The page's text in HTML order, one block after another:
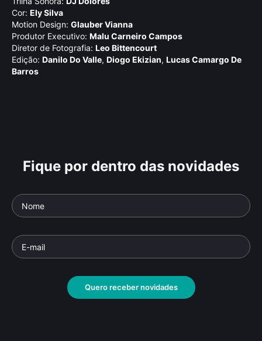
Cor: Ely Silva
Motion Design: Glauber Vianna
Produtor Executivo: Malu Carneiro Campos
Diretor de Fotografia: Leo Bittencourt
Edição: Danilo Do Valle, Diogo Ekizian, Lucas Camargo De
Barros
Fique por dentro das novidades
Quero receber novidades